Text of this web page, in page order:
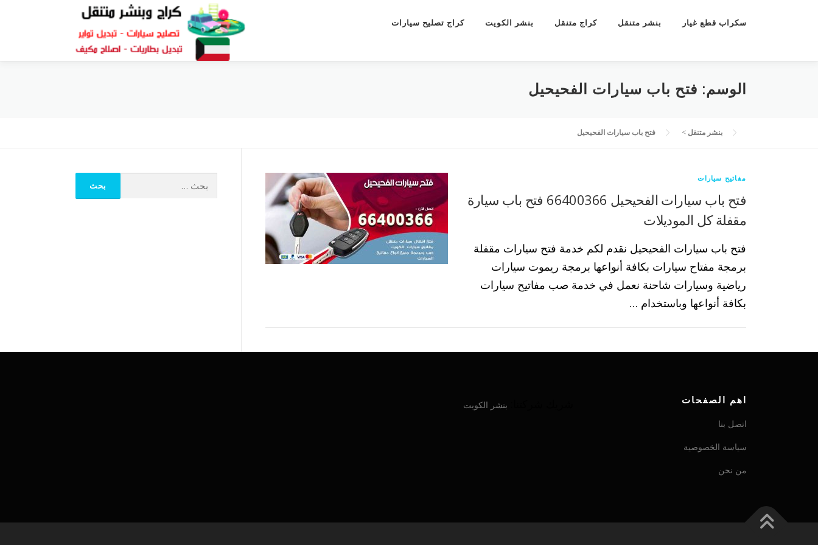
كراج تصليح سيارات بنشر الكويت كراج متنقل بنشر متنقل سكراب قطع غيار
الوسم: فتح باب سيارات الفحيحيل
بنشر متنقل > فتح باب سيارات الفحيحيل
مفاتيح سيارات
فتح باب سيارات الفحيحيل 66400366 فتح باب سيارة
مقفلة كل الموديلات
فتح باب سيارات الفحيحيل نقدم لكم خدمة فتح سيارات مقفلة
برمجة مفتاح سيارات بكافة أنواعها برمجة ريموت سيارات
رياضية وسيارات شاحنة نعمل في خدمة صب مفاتيح سيارات
بكافة أنواعها وباستخدام …
اهم الصفحات
اتصل بنا
سياسة الخصوصية
من نحن
بنشر الكويت